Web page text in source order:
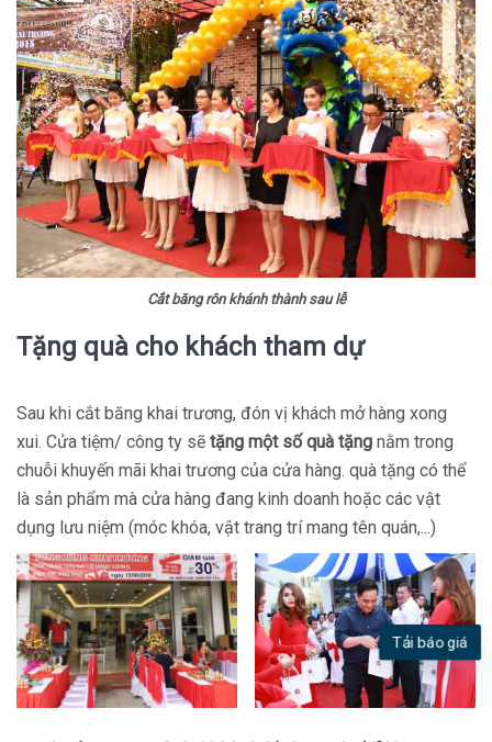
Cắt băng rôn khánh thành sau lễ
Tặng quà cho khách tham dự
Sau khi cắt băng khai trương, đón vị khách mở hàng xong
xui. Cửa tiệm/ công ty sẽ tặng một số quà tặng nằm trong
chuỗi khuyến mãi khai trương của cửa hàng. quà tặng có thể
là sản phẩm mà cửa hàng đang kinh doanh hoặc các vật
dụng lưu niệm (móc khóa, vật trang trí mang tên quán,...)
Tải báo giá